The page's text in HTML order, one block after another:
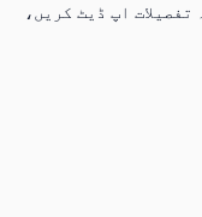
اپ ڈیٹ کریں،